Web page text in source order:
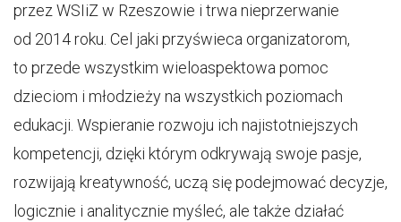
przez WSIiZ w Rzeszowie i trwa nieprzerwanie
od 2014 roku. Cel jaki przyświeca organizatorom,
to przede wszystkim wieloaspektowa pomoc
dzieciom i młodzieży na wszystkich poziomach
edukacji. Wspieranie rozwoju ich najistotniejszych
kompetencji, dzięki którym odkrywają swoje pasje,
rozwijają kreatywność, uczą się podejmować decyzje,
logicznie i analitycznie myśleć, ale także działać